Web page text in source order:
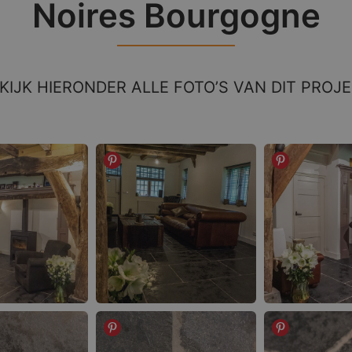
Noires Bourgogne
HIERONDER ALLE FOTO’S VAN DIT